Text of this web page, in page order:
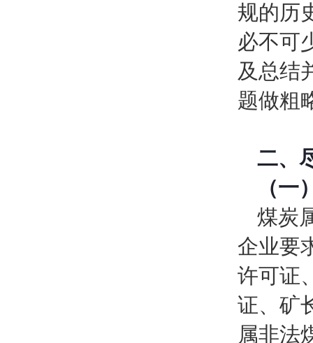
规的历
必不可
及总结
题做粗
二、
（一
煤炭
企业要
许可证
证、矿
属非法